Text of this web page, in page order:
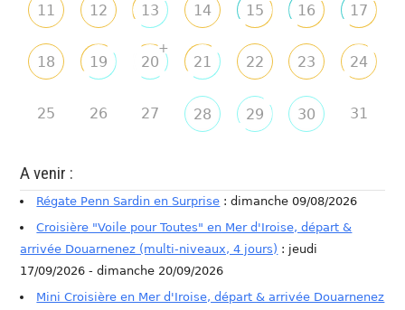
11 12 13 14 15 16 17
18 19 20
+
21 22 23 24
25 26 27 28 29 30 31
A venir :
Régate Penn Sardin en Surprise : dimanche 09/08/2026
Croisière "Voile pour Toutes" en Mer d'Iroise, départ &
arrivée Douarnenez (multi-niveaux, 4 jours) : jeudi
17/09/2026 - dimanche 20/09/2026
Mini Croisière en Mer d'Iroise, départ & arrivée Douarnenez